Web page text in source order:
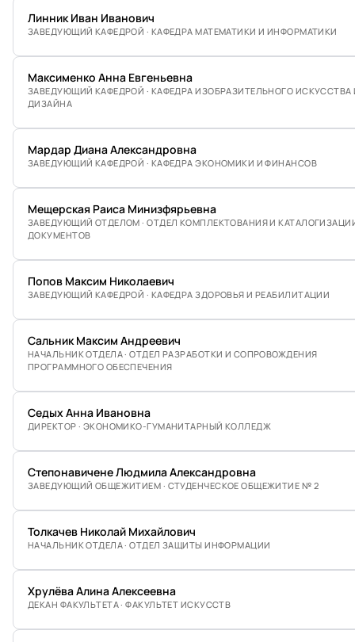
Линник Иван Иванович
ЗАВЕДУЮЩИЙ КАФЕДРОЙ · КАФЕДРА МАТЕМАТИКИ И ИНФОРМАТИКИ
Максименко Анна Евгеньевна
ЗАВЕДУЮЩИЙ КАФЕДРОЙ · КАФЕДРА ИЗОБРАЗИТЕЛЬНОГО ИСКУССТВА
ДИЗАЙНА
Мардар Диана Александровна
ЗАВЕДУЮЩИЙ КАФЕДРОЙ · КАФЕДРА ЭКОНОМИКИ И ФИНАНСОВ
Мещерская Раиса Минизфярьевна
ЗАВЕДУЮЩИЙ ОТДЕЛОМ · ОТДЕЛ КОМПЛЕКТОВАНИЯ И
ДОКУМЕНТОВ
Попов Максим Николаевич
ЗАВЕДУЮЩИЙ КАФЕДРОЙ · КАФЕДРА ЗДОРОВЬЯ И РЕАБИЛИТАЦИИ
Сальник Максим Андреевич
НАЧАЛЬНИК ОТДЕЛА · ОТДЕЛ РАЗРАБОТКИ И СОПРОВОЖДЕНИЯ
ПРОГРАММНОГО ОБЕСПЕЧЕНИЯ
Седых Анна Ивановна
ДИРЕКТОР · ЭКОНОМИКО-ГУМАНИТАРНЫЙ КОЛЛЕДЖ
Степонавичене Людмила Александровна
ЗАВЕДУЮЩИЙ ОБЩЕЖИТИЕМ · СТУДЕНЧЕСКОЕ ОБЩЕЖИТИЕ № 2
Толкачев Николай Михайлович
НАЧАЛЬНИК ОТДЕЛА · ОТДЕЛ ЗАЩИТЫ ИНФОРМАЦИИ
Хрулёва Алина Алексеевна
ДЕКАН ФАКУЛЬТЕТА · ФАКУЛЬТЕТ ИСКУССТВ